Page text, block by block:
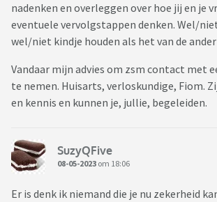
nadenken en overleggen over hoe jij en je
eventuele vervolgstappen denken. Wel/
wel/niet kindje houden als het van de
Vandaar mijn advies om zsm contact met
te nemen. Huisarts, verloskundige, Fiom.
en kennis en kunnen je, jullie, begeleiden.
SuzyQFive
08-05-2023 om 18:06
Er is denk ik niemand die je nu zekerheid